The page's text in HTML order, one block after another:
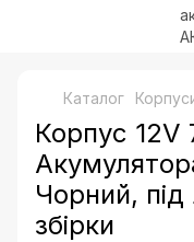
Каталог
Корпус 12V
Чорний, під
збірки